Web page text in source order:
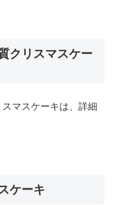
クリスマスケー
マスケーキは、詳細
ケーキ